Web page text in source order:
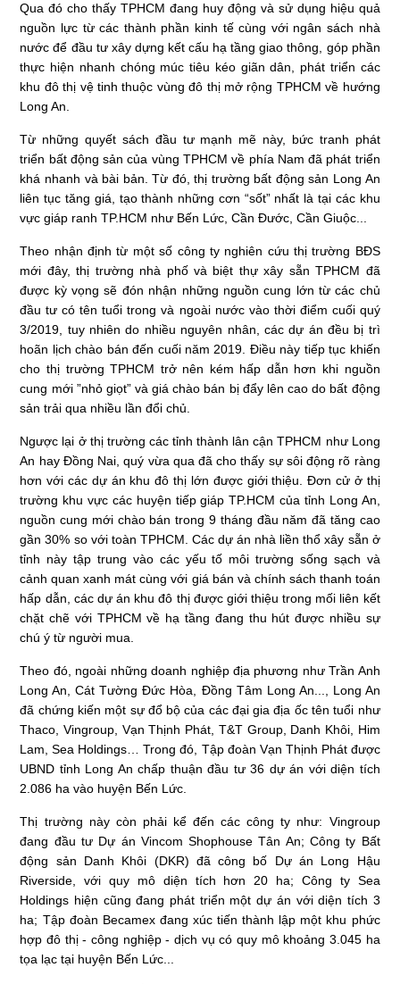
Qua đó cho thấy TPHCM đang huy động và sử dụng hiệu quả
nguồn lực từ các thành phần kinh tế cùng với ngân sách nhà
nước để đầu tư xây dựng kết cấu hạ tầng giao thông, góp phần
thực hiện nhanh chóng múc tiêu kéo giãn dân, phát triển các
khu đô thị vệ tinh thuộc vùng đô thị mở rộng TPHCM về hướng
Long An.
Từ những quyết sách đầu tư mạnh mẽ này, bức tranh phát
triển bất động sản của vùng TPHCM về phía Nam đã phát triển
khá nhanh và bài bản. Từ đó, thị trường bất động sản Long An
liên tục tăng giá, tạo thành những cơn “sốt” nhất là tại các khu
vực giáp ranh TP.HCM như Bến Lức, Cần Đước, Cần Giuộc...
Theo nhận định từ một số công ty nghiên cứu thị trường BĐS
mới đây, thị trường nhà phố và biệt thự xây sẵn TPHCM đã
được kỳ vọng sẽ đón nhận những nguồn cung lớn từ các chủ
đầu tư có tên tuổi trong và ngoài nước vào thời điểm cuối quý
3/2019, tuy nhiên do nhiều nguyên nhân, các dự án đều bị trì
hoãn lịch chào bán đến cuối năm 2019. Điều này tiếp tục khiến
cho thị trường TPHCM trở nên kém hấp dẫn hơn khi nguồn
cung mới ”nhỏ giọt” và giá chào bán bị đẩy lên cao do bất động
sản trải qua nhiều lần đổi chủ.
Ngược lại ở thị trường các tỉnh thành lân cận TPHCM như Long
An hay Đồng Nai, quý vừa qua đã cho thấy sự sôi động rõ ràng
hơn với các dự án khu đô thị lớn được giới thiệu. Đơn cử ở thị
trường khu vực các huyện tiếp giáp TP.HCM của tỉnh Long An,
nguồn cung mới chào bán trong 9 tháng đầu năm đã tăng cao
gần 30% so với toàn TPHCM. Các dự án nhà liền thổ xây sẵn ở
tỉnh này tập trung vào các yếu tố môi trường sống sạch và
cảnh quan xanh mát cùng với giá bán và chính sách thanh toán
hấp dẫn, các dự án khu đô thị được giới thiệu trong mối liên kết
chặt chẽ với TPHCM về hạ tầng đang thu hút được nhiều sự
chú ý từ người mua.
Theo đó, ngoài những doanh nghiệp địa phương như Trần Anh
Long An, Cát Tường Đức Hòa, Đồng Tâm Long An..., Long An
đã chứng kiến một sự đổ bộ của các đại gia địa ốc tên tuổi như
Thaco, Vingroup, Vạn Thịnh Phát, T&T Group, Danh Khôi, Him
Lam, Sea Holdings… Trong đó, Tập đoàn Vạn Thịnh Phát được
UBND tỉnh Long An chấp thuận đầu tư 36 dự án với diện tích
2.086 ha vào huyện Bến Lức.
Thị trường này còn phải kể đến các công ty như: Vingroup
đang đầu tư Dự án Vincom Shophouse Tân An; Công ty Bất
động sản Danh Khôi (DKR) đã công bố Dự án Long Hậu
Riverside, với quy mô diện tích hơn 20 ha; Công ty Sea
Holdings hiện cũng đang phát triển một dự án với diện tích 3
ha; Tập đoàn Becamex đang xúc tiến thành lập một khu phức
hợp đô thị - công nghiệp - dịch vụ có quy mô khoảng 3.045 ha
tọa lạc tại huyện Bến Lức...